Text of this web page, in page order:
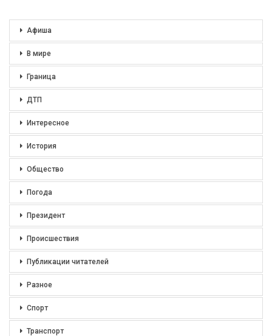
Афиша
В мире
Граница
ДТП
Интересное
История
Общество
Погода
Президент
Происшествия
Публикации читателей
Разное
Спорт
Транспорт